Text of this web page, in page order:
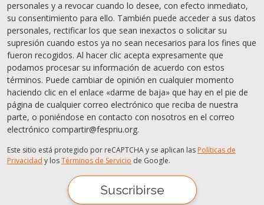
personales y a revocar cuando lo desee, con efecto inmediato,
su consentimiento para ello. También puede acceder a sus datos
personales, rectificar los que sean inexactos o solicitar su
supresión cuando estos ya no sean necesarios para los fines que
fueron recogidos. Al hacer clic acepta expresamente que
podamos procesar su información de acuerdo con estos
términos. Puede cambiar de opinión en cualquier momento
haciendo clic en el enlace «darme de baja» que hay en el pie de
página de cualquier correo electrónico que reciba de nuestra
parte, o poniéndose en contacto con nosotros en el correo
electrónico compartir@fespriu.org.
Este sitio está protegido por reCAPTCHA y se aplican las Políticas de
Privacidad y losTérminos de Servicio de Google.